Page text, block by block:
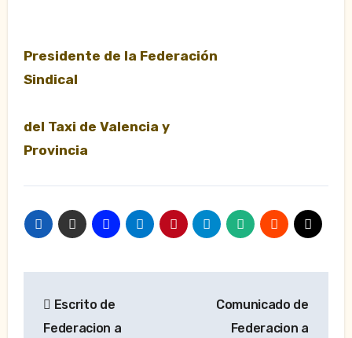
Presidente de la Federación
Sindical
del Taxi de Valencia y
Provincia
de
Escrito de
Federacion a
Comunicado de
Federacion a